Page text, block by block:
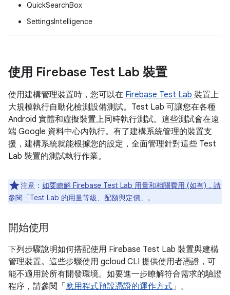
QuickSearchBox
SettingsIntelligence
使用 Firebase Test Lab 裝置
使用建構管理裝置時，您可以在 Firebase Test Lab 裝置上
大規模執行自動化檢測設備測試。Test Lab 可讓您在各種
Android 實體和虛擬裝置上同時執行測試。這些測試會在遠
端 Google 資料中心內執行。有了建構系統管理的裝置支
援，建構系統就能根據您的設定，全面管理針對這些 Test
Lab 裝置的測試執行作業。
注意： 如要瞭解 Firebase Test Lab 用量和相關費用 (如有)，請
參閱「Test Lab 的用量等級、配額與定價 」。
開始使用
下列步驟說明如何搭配使用 Firebase Test Lab 裝置與建構
管理裝置。這些步驟使用 gcloud CLI 提供使用者憑證，可
能不適用於所有開發環境。如要進一步瞭解符合需求的驗證
程序，請參閱「 應用程式預設憑證的運作方式」。